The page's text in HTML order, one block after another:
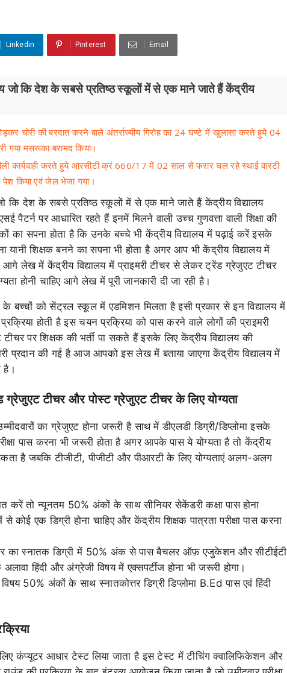
Linkedin Pinterest Email
जो कि देश के सबसे प्रतिष्ठ स्कूलों में से एक माने जाते हैं केंद्रीय
चोरी की बरदात करने बाले अंतर्राज्यीय गिरोह का 24 घण्टे में खुलासा करते हुये 04
गया मसरूका बरामद किया।
कार्यवाही करते हुये आरसीटी क्रं.666/17 में 02 साल से फरार चल रहे स्थाई वारंटी
पेश किया एवं जेल भेजा गया।
कि देश के सबसे प्रतिष्ठ स्कूलों में से एक माने जाते हैं केंद्रीय विद्यालय
पर आधारित रहते हैं इनमें मिलने वाली उच्च गुणवत्ता वाली शिक्षा की
का सपना होता है कि उनके बच्चे भी केंद्रीय विद्यालय में पढ़ाई करें इसके
यानी शिक्षक बनने का सपना भी होता है अगर आप भी केंद्रीय विद्यालय में
लेख में केंद्रीय विद्यालय में प्राइमरी टीचर से लेकर ट्रेंड ग्रेजुएट टीचर
होनी चाहिए आगे लेख में पूरी जानकारी दी जा रही है।
के बच्चों को सेंट्रल स्कूल में एडमिशन मिलता है इसी प्रकार से इन विद्यालय में
होती है इस चयन प्रक्रिया को पास करने वाले लोगों की प्राइमरी
पर शिक्षक की भर्ती पा सकते हैं इसके लिए केंद्रीय विद्यालय की
प्रदान की गई है आज आपको इस लेख में बताया जाएगा केंद्रीय विद्यालय में
है।
ग्रेजुएट टीचर और पोस्ट ग्रेजुएट टीचर के लिए योग्यता
का ग्रेजुएट होना जरूरी है साथ में डीएलडी डिग्री/डिप्लोमा इसके
पास करना भी जरूरी होता है अगर आपके पास ये योग्यता है तो केंद्रीय
है जबकि टीजीटी, पीजीटी और पीआरटी के लिए योग्यताएं अलग-अलग
करें तो न्यूनतम 50% अंकों के साथ सीनियर सेकेंडरी कक्षा पास होना
कोई एक डिग्री होना चाहिए और केंद्रीय शिक्षक पात्रता परीक्षा पास करना
का स्नातक डिग्री में 50% अंक से पास बैचलर ऑफ़ एजुकेशन और सीटीईटी
हिंदी और अंग्रेजी विषय में एक्सपर्टीज होना भी जरूरी होगा।
50% अंकों के साथ स्नातकोत्तर डिग्री डिप्लोमा B.Ed पास एवं हिंदी
कंप्यूटर आधार टेस्ट लिया जाता है इस टेस्ट में टीचिंग क्वालिफिकेशन और